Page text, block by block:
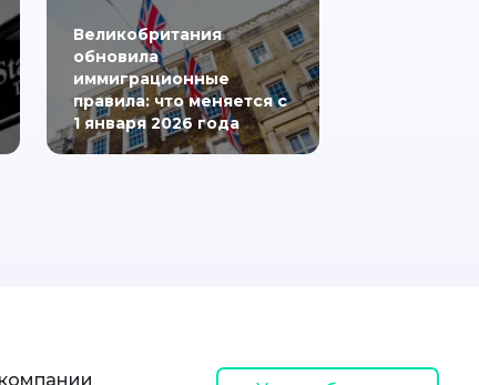
Великобритания
обновила
иммиграционные
правила: что меняется с
1 января 2026 года